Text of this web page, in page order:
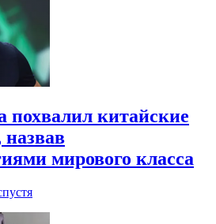
похвалил китайские
мирового класса